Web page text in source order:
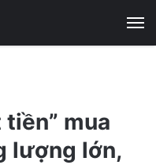
mua
lượng lớn,